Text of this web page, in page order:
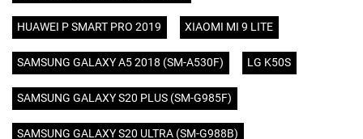
HUAWEI P SMART PRO 2019 XIAOMI MI 9 LITE
SAMSUNG GALAXY A5 2018 (SM-A530F) LG K50S
SAMSUNG GALAXY S20 PLUS (SM-G985F)
SAMSUNG GALAXY S20 ULTRA (SM-G988B)